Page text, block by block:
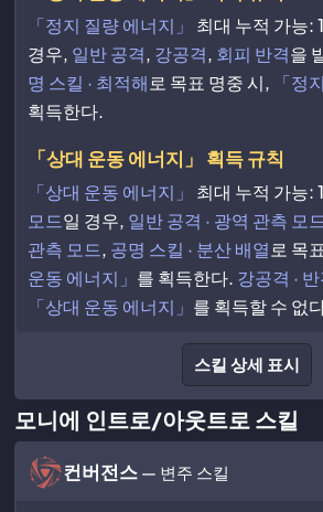
「정지 질량 에너지」 최대 누적 가능
경우, 일반 공격, 강공격, 회피 반격을
명 스킬 · 최적해 로 목표 명중 시, 「정
획득한다.
「상대 운동 에너지」 획득 규칙
「상대 운동 에너지」 최대 누적 가능
모드일 경우, 일반 공격 · 광역 관측 모드
관측 모드, 공명 스킬 · 분산 배열 로 목
운동 에너지」 를 획득한다. 강공격 ·
「상대 운동 에너지」 를 획득할 수 없
스킬 상세 표시
모니에 인트로/아웃트로 스킬
컨버전스 — 변주 스킬